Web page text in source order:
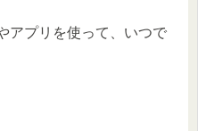
アプリを使って、いつで